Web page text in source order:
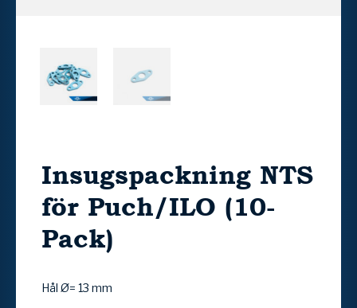
Insugspackning NTS
för Puch/ILO (10-
Pack)
Hål Ø= 13 mm